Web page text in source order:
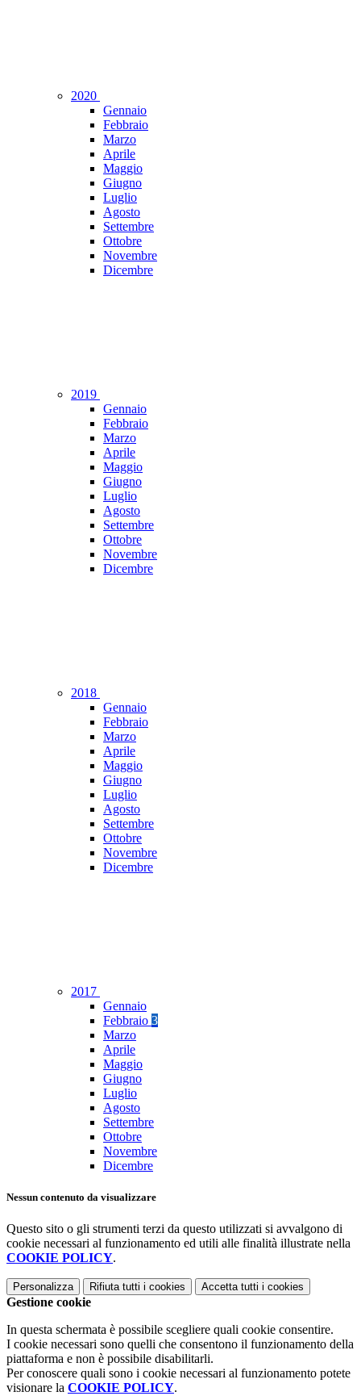
2020
Gennaio
Febbraio
Marzo
Aprile
Maggio
Giugno
Luglio
Agosto
Settembre
Ottobre
Novembre
Dicembre
2019
Gennaio
Febbraio
Marzo
Aprile
Maggio
Giugno
Luglio
Agosto
Settembre
Ottobre
Novembre
Dicembre
2018
Gennaio
Febbraio
Marzo
Aprile
Maggio
Giugno
Luglio
Agosto
Settembre
Ottobre
Novembre
Dicembre
2017
Gennaio
Febbraio 3
Marzo
Aprile
Maggio
Giugno
Luglio
Agosto
Settembre
Ottobre
Novembre
Dicembre
Nessun contenuto da visualizzare
Questo sito o gli strumenti terzi da questo utilizzati si avvalgono di
cookie necessari al funzionamento ed utili alle finalità illustrate nella
COOKIE POLICY.
Personalizza Rifiuta tutti i cookies Accetta tutti i cookies
Gestione cookie
In questa schermata è possibile scegliere quali cookie consentire.
I cookie necessari sono quelli che consentono il funzionamento della
piattaforma e non è possibile disabilitarli.
Per conoscere quali sono i cookie necessari al funzionamento potete
visionare la COOKIE POLICY.